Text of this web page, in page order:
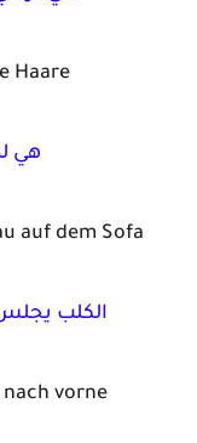
Haare
auf dem Sofa
vorne